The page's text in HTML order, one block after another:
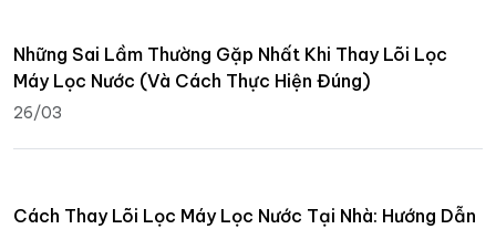
Những Sai Lầm Thường Gặp Nhất Khi Thay Lõi Lọc
Máy Lọc Nước (Và Cách Thực Hiện Đúng)
26/03
Cách Thay Lõi Lọc Máy Lọc Nước Tại Nhà: Hướng Dẫn